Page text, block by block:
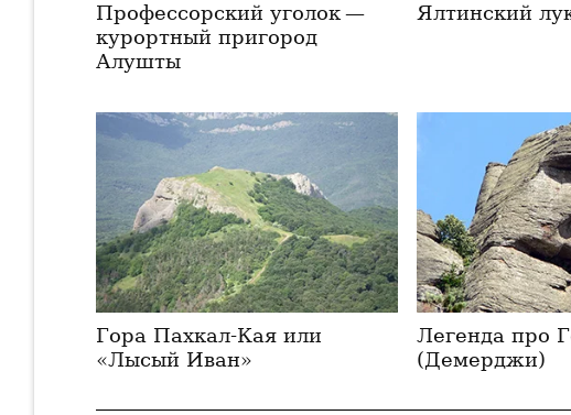
Профессорский уголок —
курортный пригород
Алушты
Ялтинский
Гора Пахкал-Кая или
«Лысый Иван»
Легенда про
(Демерджи)